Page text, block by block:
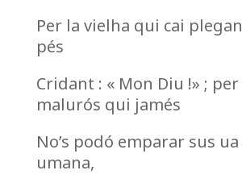
Per la vielha qui cai
pés
Cridant : « Mon Diu !» ;
malurós qui jamés
No’s podó emparar sus
umana,